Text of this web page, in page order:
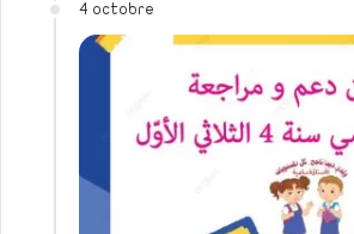
4 octobre